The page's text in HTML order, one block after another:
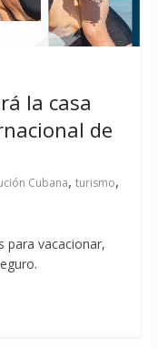
la casa
de
Cubana, turismo,
para vacacionar,